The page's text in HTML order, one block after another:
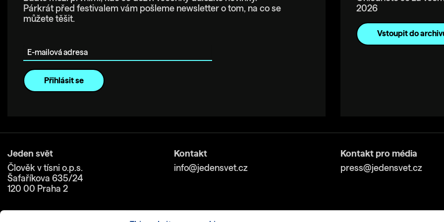
Párkrát před festivalem vám pošleme newsletter o tom, na co se
můžete těšit.
2026
Vstoupit do
Jeden svět
Člověk v tísni o.p.s.
Šafaříkova 635/24
120 00 Praha 2
Kontakt
info@jedensvet.cz
Kontakt pro média
press@jedensvet.cz